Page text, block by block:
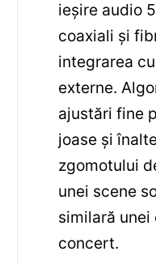
ieșire audio
coaxiali și
integrarea
externe.
ajustări fine
joase și
zgomotului
unei scene
similară
concert.